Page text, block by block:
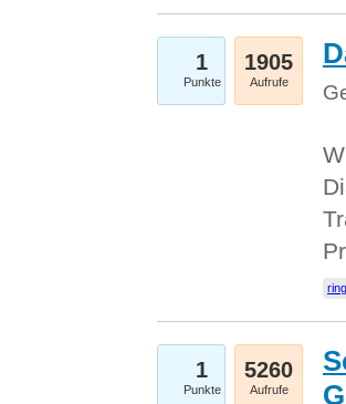
1
Punkte
1905
Aufrufe
ring
1
Punkte
5260
Aufrufe